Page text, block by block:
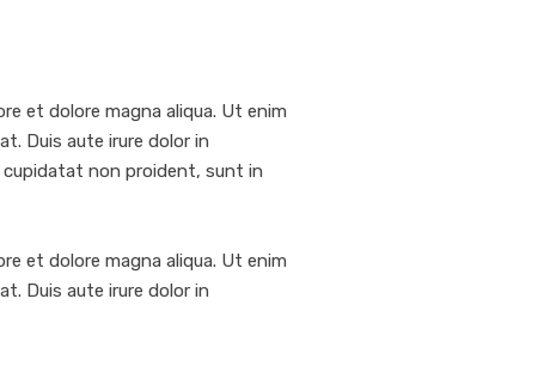
et dolore magna aliqua. Ut enim
Duis aute irure dolor in
cupidatat non proident, sunt in
et dolore magna aliqua. Ut enim
Duis aute irure dolor in